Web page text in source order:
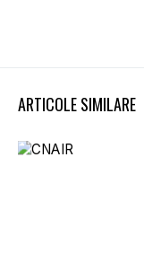
ARTICOLE SIMILARE